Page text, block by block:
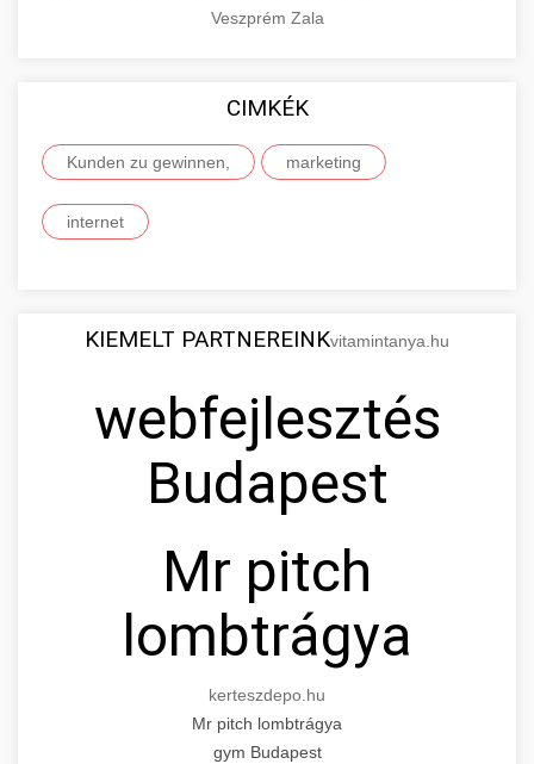
Veszprém Zala
CIMKÉK
Kunden zu gewinnen, marketing
internet
KIEMELT PARTNEREINKvitamintanya.hu
webfejlesztés
Budapest
Mr pitch
lombtrágya
kerteszdepo.hu
Mr pitch lombtrágya
gym Budapest